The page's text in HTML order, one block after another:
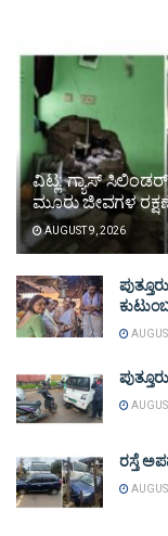
ವಿಟ್ಲ: ಗ್ಯಾಸ್
ಮೂರು ಜೀವಗಳ
AUGUST 9, 2026
ರಸ್ತೆ